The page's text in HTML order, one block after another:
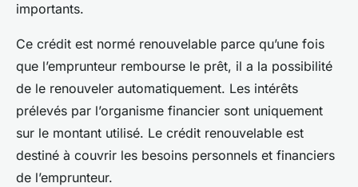
importants.
Ce crédit est normé renouvelable parce qu’une fois
que l’emprunteur rembourse le prêt, il a la possibilité
de le renouveler automatiquement. Les intérêts
prélevés par l’organisme financier sont uniquement
sur le montant utilisé. Le crédit renouvelable est
destiné à couvrir les besoins personnels et financiers
de l’emprunteur.